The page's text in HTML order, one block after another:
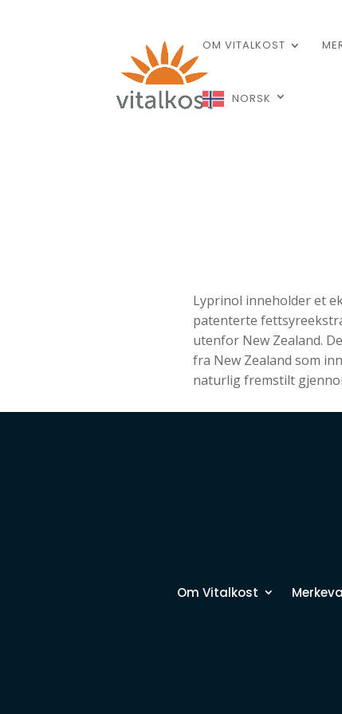
OM VITALKOST
NORSK
Lyprinol inneholder et
patenterte
utenfor New Zealand.
fra New Zealand som
naturlig fremstilt
Om Vitalkost